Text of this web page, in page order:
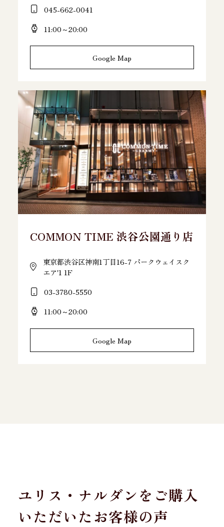
045-662-0041
11:00～20:00
Google Map
COMMON TIME 渋谷公園通り店
東京都渋谷区神南1丁目16-7 パークウェイスク
エア'1 1F
03-3780-5550
11:00～20:00
Google Map
ユリス・ナルダンをご購入
いただいたお客様の声